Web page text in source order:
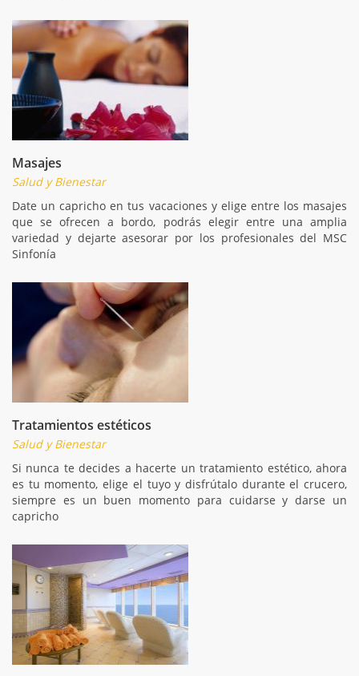
Masajes
Salud y Bienestar
Date un capricho en tus vacaciones y elige entre los masajes
que se ofrecen a bordo, podrás elegir entre una amplia
variedad y dejarte asesorar por los profesionales del MSC
Sinfonía
Tratamientos estéticos
Salud y Bienestar
Si nunca te decides a hacerte un tratamiento estético, ahora
es tu momento, elige el tuyo y disfrútalo durante el crucero,
siempre es un buen momento para cuidarse y darse un
capricho